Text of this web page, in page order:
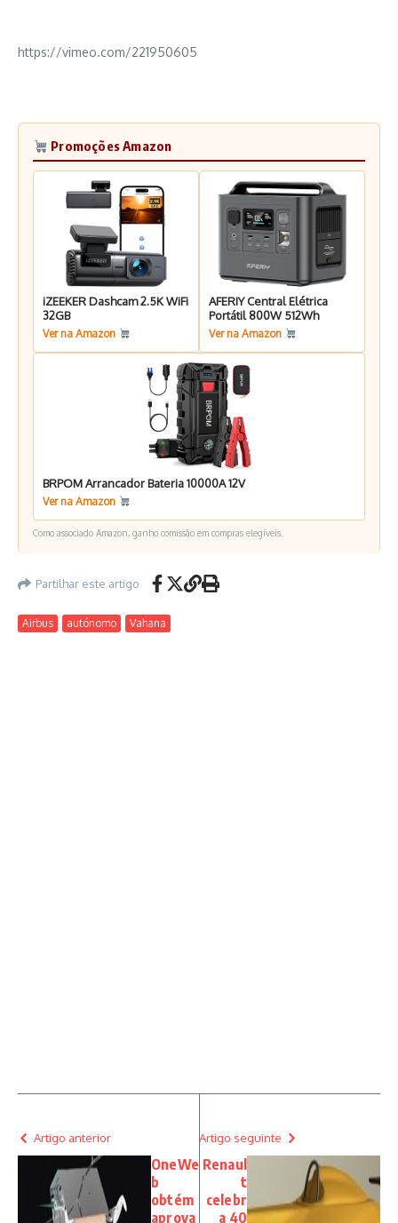
https://vimeo.com/221950605
Promoções Amazon
iZEEKER Dashcam 2.5K WiFi
32GB
Ver na Amazon
AFERIY Central Elétrica
Portátil 800W 512Wh
Ver na Amazon
BRPOM Arrancador Bateria 10000A 12V
Ver na Amazon
Como associado Amazon, ganho comissão em compras elegíveis.
Partilhar este artigo
Airbus autónomo Vahana
Artigo anterior
OneWe
b
obtém
aprova
Artigo seguinte
Renaul
t
celebr
a 40